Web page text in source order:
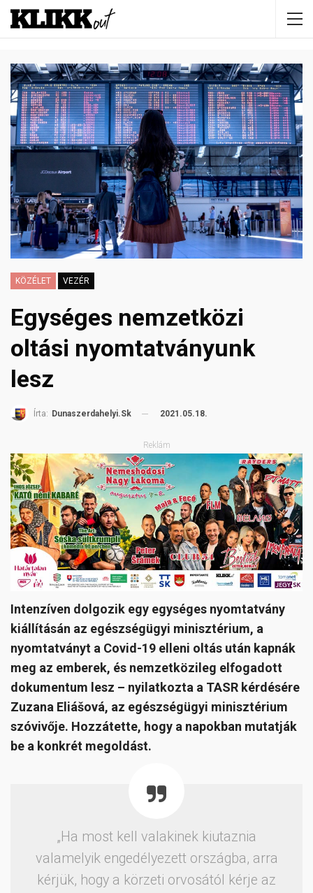
KÖZÉLET VEZÉR
Egységes nemzetközi
oltási nyomtatványunk
lesz
Írta: Dunaszerdahelyi.sk 2021.05.18.
Reklám
Intenzíven dolgozik egy egységes nyomtatvány
kiállításán az egészségügyi minisztérium, a
nyomtatványt a Covid-19 elleni oltás után kapnák
meg az emberek, és nemzetközileg elfogadott
dokumentum lesz – nyilatkozta a TASR kérdésére
Zuzana Eliášová, az egészségügyi minisztérium
szóvivője. Hozzátette, hogy a napokban mutatják
be a konkrét megoldást.
„Ha most kell valakinek kiutaznia
valamelyik engedélyezett országba, arra
kérjük, hogy a körzeti orvosától kérje az